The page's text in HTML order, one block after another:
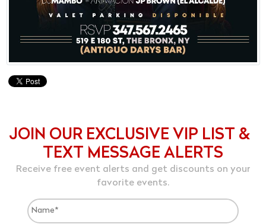
JOIN OUR EXCLUSIVE VIP LIST &
TEXT MESSAGE ALERTS
Receive free event alerts and get discounts on your
favorite events.